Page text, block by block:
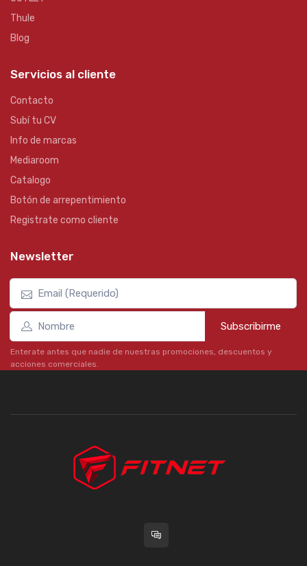
Thule
Blog
Servicios al cliente
Contacto
Subí tu CV
Info de marcas
Mediaroom
Catalogo
Botón de arrepentimiento
Registrate como cliente
Newsletter
Subscribirme
Enterate antes que nadie de nuestras promociones, descuentos y
acciones comerciales.